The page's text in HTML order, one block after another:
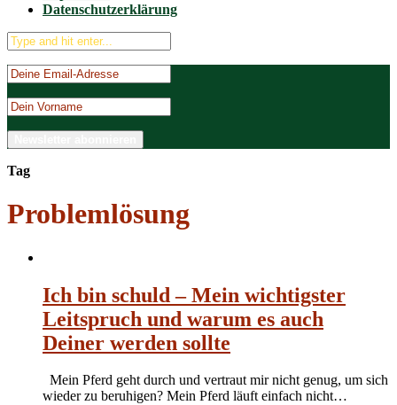
Datenschutzerklärung
Tag
Problemlösung
Ich bin schuld – Mein wichtigster
Leitspruch und warum es auch
Deiner werden sollte
Mein Pferd geht durch und vertraut mir nicht genug, um sich
wieder zu beruhigen? Mein Pferd läuft einfach nicht…